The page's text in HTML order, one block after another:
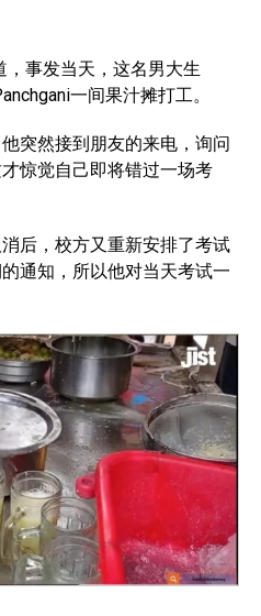
，事发当天，这名男大生
一间果汁摊打工。
突然接到朋友的来电，询问
惊觉自己即将错过一场考
后，校方又重新安排了考试
通知，所以他对当天考试一